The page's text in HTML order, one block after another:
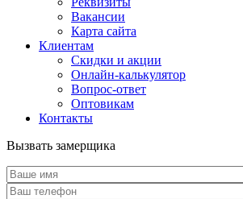
Вакансии
Карта сайта
Клиентам
Скидки и акции
Онлайн-калькулятор
Вопрос-ответ
Оптовикам
Контакты
Вызвать замерщика